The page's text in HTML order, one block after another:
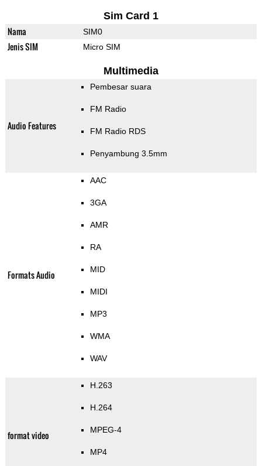
Sim Card 1
Nama SIM0
Jenis SIM Micro SIM
Multimedia
Audio Features
Pembesar suara
FM Radio
FM Radio RDS
Penyambung 3.5mm
Formats Audio
AAC
3GA
AMR
RA
MID
MIDI
MP3
WMA
WAV
format video
H.263
H.264
MPEG-4
MP4